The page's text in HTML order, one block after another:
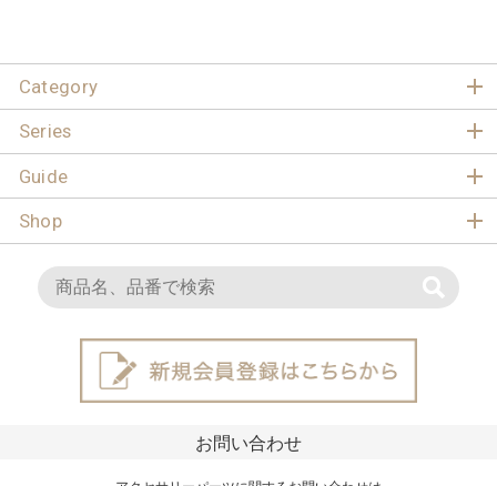
Category
Series
Guide
Shop
お問い合わせ